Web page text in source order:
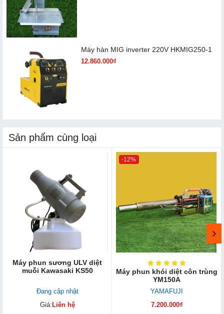
Máy hàn MIG inverter 220V HKMIG250-1
12.860.000₫
Sản phẩm cùng loại
Máy phun sương ULV diệt
muỗi Kawasaki KS50
Đang cập nhật
Giá: Liên hệ
-12%
Máy phun khói diệt côn trùng
YM150A
YAMAFUJI
7.200.000₫